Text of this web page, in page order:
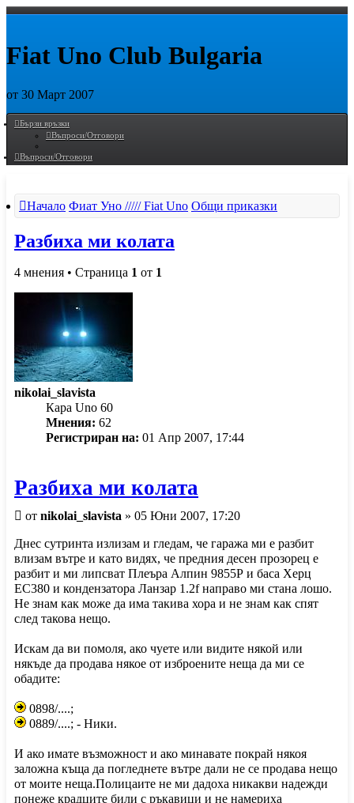
Fiat Uno Club Bulgaria
от 30 Март 2007
Пропусни
Бързи връзки
Въпроси/Отговори
Въпроси/Отговори
Начало Фиат Уно ///// Fiat Uno Общи приказки
Разбиха ми колата
4 мнения • Страница 1 от 1
nikolai_slavista
Кара Uno 60
Мнения: 62
Регистриран на: 01 Апр 2007, 17:44
Разбиха ми колата
Мнение
от nikolai_slavista » 05 Юни 2007, 17:20
Днес сутринта излизам и гледам, че гаража ми е разбит
влизам вътре и като видях, че предния десен прозорец е
разбит и ми липсват Плеъра Алпин 9855Р и баса Херц
ЕС380 и кондензатора Ланзар 1.2f направо ми стана лошо.
Не знам как може да има такива хора и не знам как спят
след такова нещо.
Искам да ви помоля, ако чуете или видите някой или
някъде да продава някое от изброените неща да ми се
обадите:
0898/....;
0889/....; - Ники.
И ако имате възможност и ако минавате покрай някоя
заложна къща да погледнете вътре дали не се продава нещо
от моите неща.Полицаите не ми дадоха никакви надежди
понеже крадците били с ръкавици и не намериха